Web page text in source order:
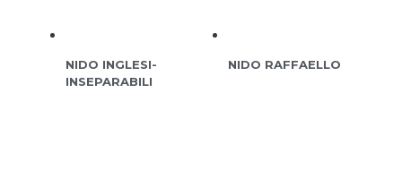
NIDO INGLESI-
INSEPARABILI
NIDO RAFFAELLO